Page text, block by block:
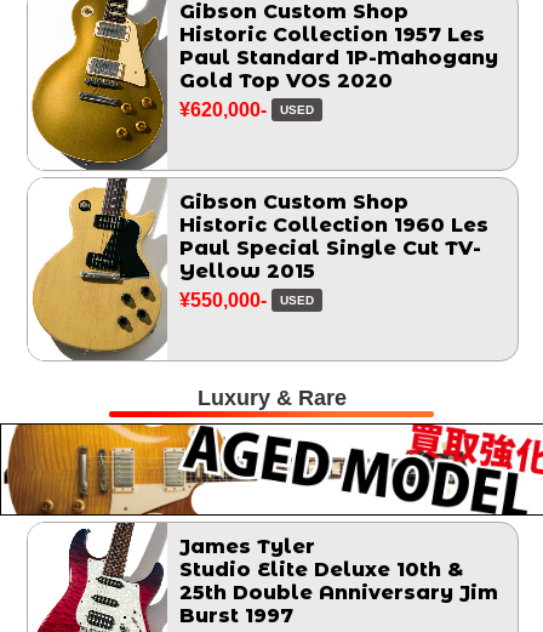
Gibson Custom Shop
Historic Collection 1957 Les
Paul Standard 1P-Mahogany
Gold Top VOS 2020
¥620,000- USED
Gibson Custom Shop
Historic Collection 1960 Les
Paul Special Single Cut TV-
Yellow 2015
¥550,000- USED
Luxury & Rare
James Tyler
Studio Elite Deluxe 10th &
25th Double Anniversary Jim
Burst 1997